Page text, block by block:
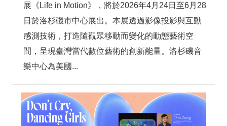
展《Life in Motion》，將於2026年4月24日至6月28
日於洛杉磯市中心展出。本展透過影像投影與互動
感測技術，打造隨觀眾移動而變化的動態藝術空
間，呈現臺灣當代數位藝術的創新能量。洛杉磯音
樂中心為美國...